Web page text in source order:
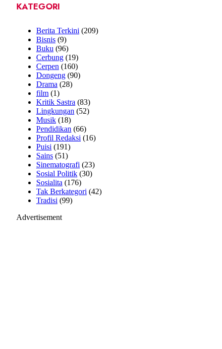
KATEGORI
Berita Terkini (209)
Bisnis (9)
Buku (96)
Cerbung (19)
Cerpen (160)
Dongeng (90)
Drama (28)
film (1)
Kritik Sastra (83)
Lingkungan (52)
Musik (18)
Pendidikan (66)
Profil Redaksi (16)
Puisi (191)
Sains (51)
Sinematografi (23)
Sosial Politik (30)
Sosialita (176)
Tak Berkategori (42)
Tradisi (99)
Advertisement